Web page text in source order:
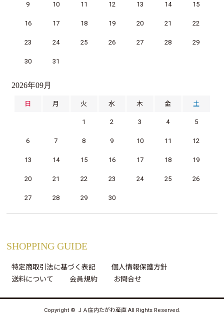
9 10 11 12 13 14 15
16 17 18 19 20 21 22
23 24 25 26 27 28 29
30 31
2026年09月
日 月 火 水 木 金 土
1 2 3 4 5
6 7 8 9 10 11 12
13 14 15 16 17 18 19
20 21 22 23 24 25 26
27 28 29 30
SHOPPING GUIDE
特定商取引法に基づく表記
個人情報保護方針
送料について
会員規約 お問合せ
Copyright © ＪＡ庄内たがわ産直 All Rights Reserved.